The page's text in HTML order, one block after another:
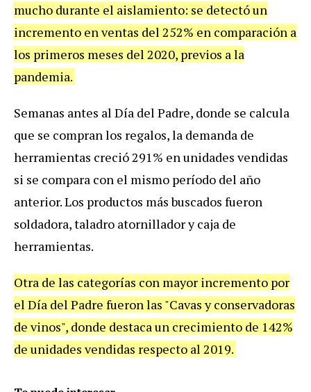
mucho durante el aislamiento: se detectó un
incremento en ventas del 252% en comparación a
los primeros meses del 2020, previos a la
pandemia.
Semanas antes al Día del Padre, donde se calcula
que se compran los regalos, la demanda de
herramientas creció 291% en unidades vendidas
si se compara con el mismo período del año
anterior. Los productos más buscados fueron
soldadora, taladro atornillador y caja de
herramientas.
Otra de las categorías con mayor incremento por
el Día del Padre fueron las "Cavas y conservadoras
de vinos", donde destaca un crecimiento de 142%
de unidades vendidas respecto al 2019.